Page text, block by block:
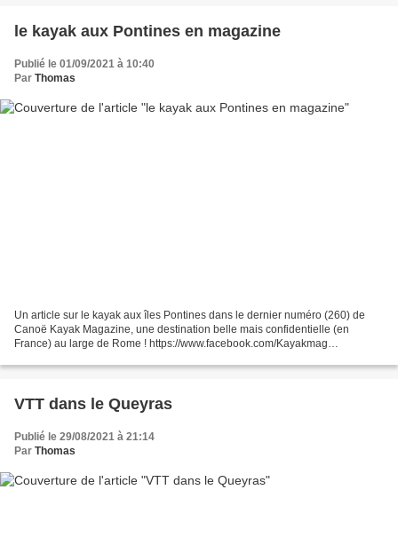
le kayak aux Pontines en magazine
Publié le 01/09/2021 à 10:40
Par Thomas
Un article sur le kayak aux îles Pontines dans le dernier numéro (260) de
Canoë Kayak Magazine, une destination belle mais confidentielle (en
France) au large de Rome ! https://www.facebook.com/Kayakmag
VTT dans le Queyras
Publié le 29/08/2021 à 21:14
Par Thomas